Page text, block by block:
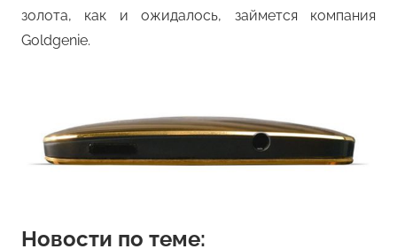
золота, как и ожидалось, займется компания
Goldgenie.
Новости по теме: